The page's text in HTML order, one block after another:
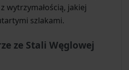
wytrzymałością, jakiej
szlakami.
ze Stali Węglowej